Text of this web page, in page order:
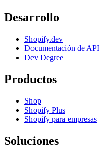
Desarrollo
Shopify.dev
Documentación de API
Dev Degree
Productos
Shop
Shopify Plus
Shopify para empresas
Soluciones